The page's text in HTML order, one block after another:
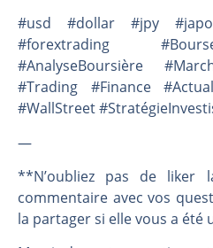
#usd #dollar #jpy
#forextrading
#AnalyseBoursière
#Trading #Finance
#WallStreet
—
**N’oubliez pas de liker
commentaire avec vos
la partager si elle vous a été